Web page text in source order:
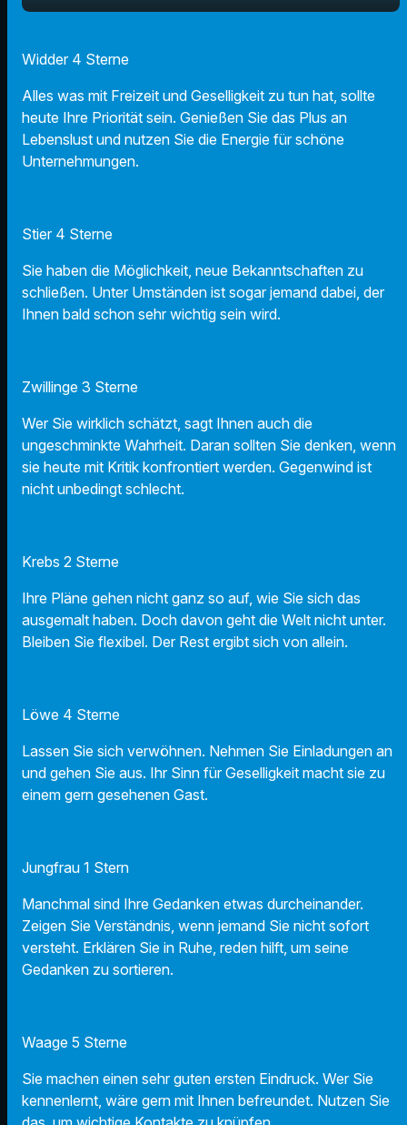
play_arrow
Widder 4 Sterne
Alles was mit Freizeit und Geselligkeit zu tun hat, sollte
heute Ihre Priorität sein. Genießen Sie das Plus an
Lebenslust und nutzen Sie die Energie für schöne
Unternehmungen.
Stier 4 Sterne
Sie haben die Möglichkeit, neue Bekanntschaften zu
schließen. Unter Umständen ist sogar jemand dabei, der
Ihnen bald schon sehr wichtig sein wird.
Zwillinge 3 Sterne
Wer Sie wirklich schätzt, sagt Ihnen auch die
ungeschminkte Wahrheit. Daran sollten Sie denken, wenn
sie heute mit Kritik konfrontiert werden. Gegenwind ist
nicht unbedingt schlecht.
Krebs 2 Sterne
Ihre Pläne gehen nicht ganz so auf, wie Sie sich das
ausgemalt haben. Doch davon geht die Welt nicht unter.
Bleiben Sie flexibel. Der Rest ergibt sich von allein.
Löwe 4 Sterne
Lassen Sie sich verwöhnen. Nehmen Sie Einladungen an
und gehen Sie aus. Ihr Sinn für Geselligkeit macht sie zu
einem gern gesehenen Gast.
Jungfrau 1 Stern
Manchmal sind Ihre Gedanken etwas durcheinander.
Zeigen Sie Verständnis, wenn jemand Sie nicht sofort
versteht. Erklären Sie in Ruhe, reden hilft, um seine
Gedanken zu sortieren.
Waage 5 Sterne
Sie machen einen sehr guten ersten Eindruck. Wer Sie
kennenlernt, wäre gern mit Ihnen befreundet. Nutzen Sie